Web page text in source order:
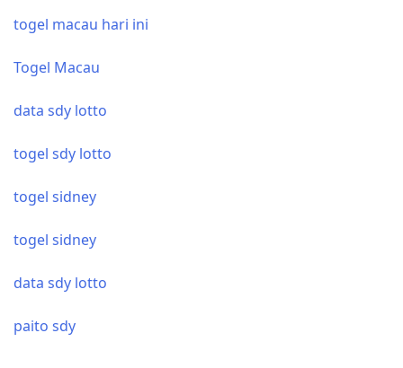
togel macau hari ini
Togel Macau
data sdy lotto
togel sdy lotto
togel sidney
togel sidney
data sdy lotto
paito sdy